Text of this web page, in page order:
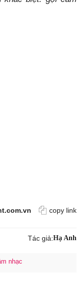
copy link
Tác giả:Hạ Anh
nhạc